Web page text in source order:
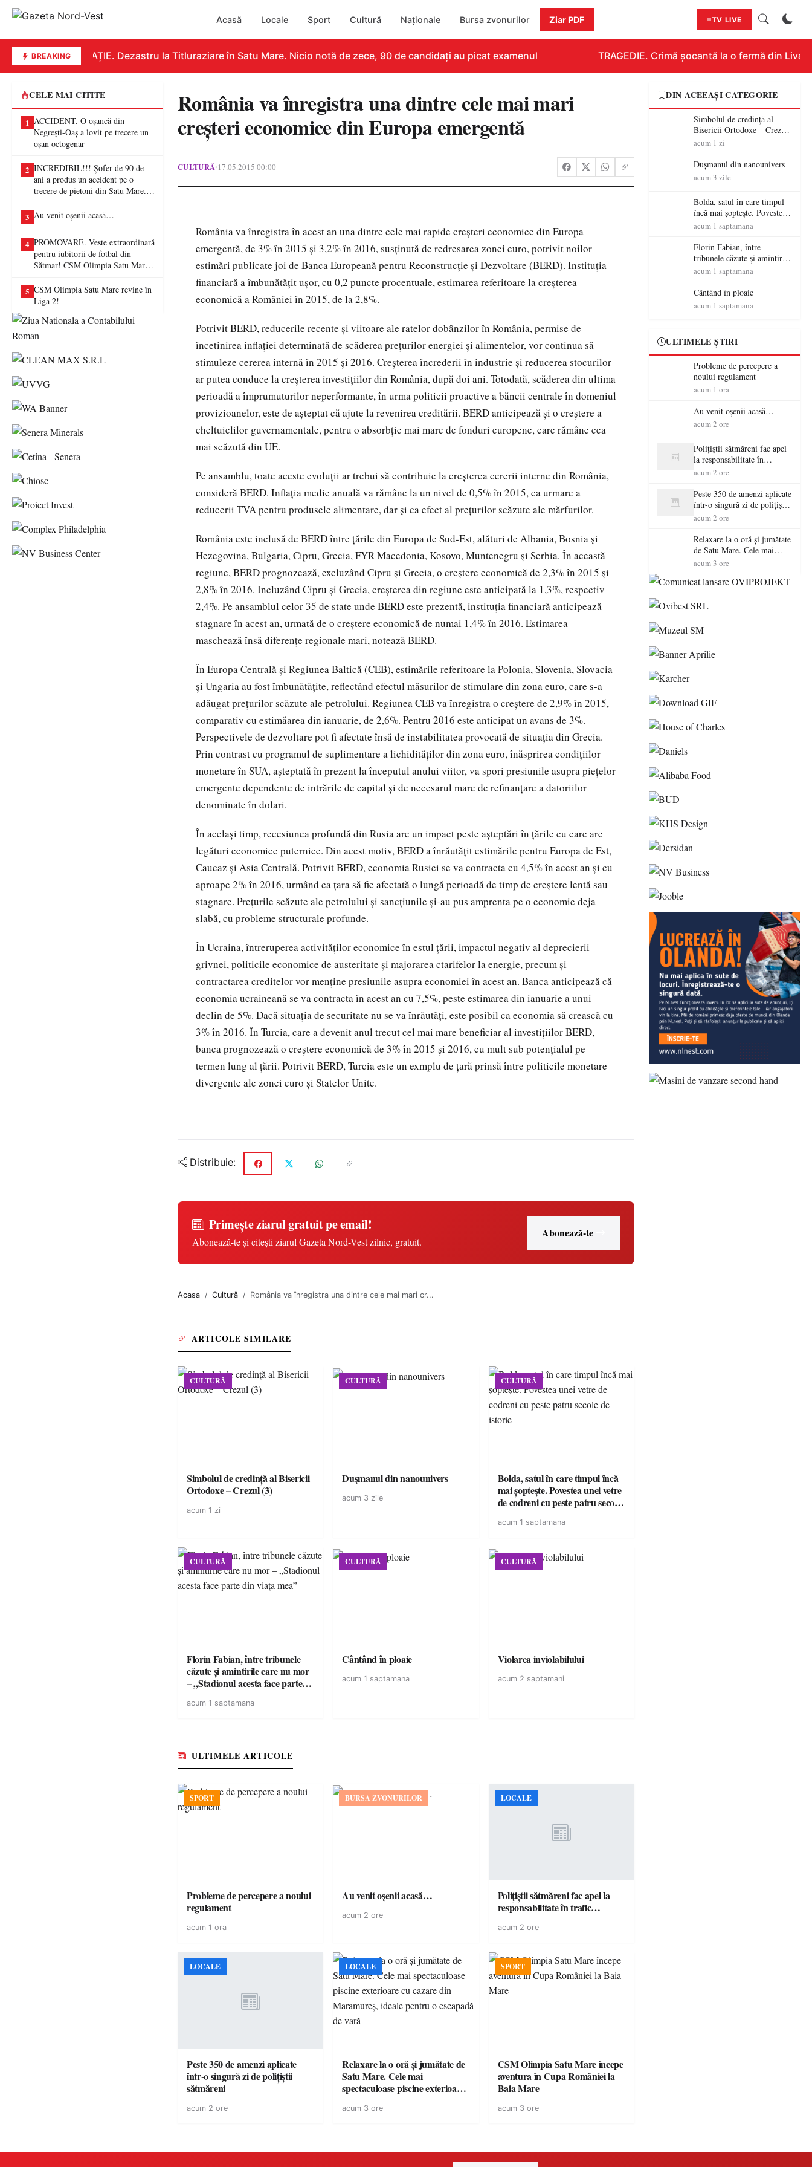
Acasă Locale Sport Cultură Naționale Bursa zvonurilor Ziar PDF TV LIVE
BREAKINGEDUCAȚIE. Dezastru la Titluraziare în Satu Mare. Nicio notă de zece, 90 de candidați au picat examenul TRAGEDIE. Crimă șocantă la o fermă din
CELE MAI CITITE
1 ACCIDENT. O oșancă din
Negrești-Oaș a lovit pe trecere un
oșan octogenar
2 INCREDIBIL!!! Șofer de 90 de
ani a produs un accident pe o
trecere de pietoni din Satu Mare. O
3 Au venit oșenii acasă…
4 PROMOVARE. Veste extraordinară
pentru iubitorii de fotbal din
Sătmar! CSM Olimpia Satu Mare
5 CSM Olimpia Satu Mare revine în
Liga 2!
România va înregistra una dintre cele mai mari
creşteri economice din Europa emergentă
CULTURĂ•17.05.2015 00:00
România va înregistra în acest an una dintre cele mai rapide creşteri economice din Europa
emergentă, de 3% în 2015 şi 3,2% în 2016, susţinută de redresarea zonei euro, potrivit noilor
estimări publicate joi de Banca Europeană pentru Reconstrucţie şi Dezvoltare (BERD). Instituţia
financiară a îmbunătăţit uşor, cu 0,2 puncte procentuale, estimarea referitoare la creşterea
economică a României în 2015, de la 2,8%.
Potrivit BERD, reducerile recente şi viitoare ale ratelor dobânzilor în România, permise de
încetinirea inflaţiei determinată de scăderea preţurilor energiei şi alimentelor, vor continua să
stimuleze cererea internă în 2015 şi 2016. Creşterea încrederii în industrie şi reducerea stocurilor
ar putea conduce la creşterea investiţiilor din România, după doi ani. Totodată, scăderea din ultima
perioadă a împrumuturilor neperformante, în urma politicii proactive a băncii centrale în domeniul
provizioanelor, este de aşteptat că ajute la revenirea creditării. BERD anticipează şi o creştere a
cheltuielilor guvernamentale, pentru o absorbţie mai mare de fonduri europene, care rămâne cea
mai scăzută din UE.
Pe ansamblu, toate aceste evoluţii ar trebui să contribuie la creşterea cererii interne din România,
consideră BERD. Inflaţia medie anuală va rămâne la un nivel de 0,5% în 2015, ca urmare a
reducerii TVA pentru produsele alimentare, dar şi ca efect al preţurilor scăzute ale mărfurilor.
România este inclusă de BERD între ţările din Europa de Sud-Est, alături de Albania, Bosnia şi
Hezegovina, Bulgaria, Cipru, Grecia, FYR Macedonia, Kosovo, Muntenegru şi Serbia. În această
regiune, BERD prognozează, excluzând Cipru şi Grecia, o creştere economică de 2,3% în 2015 şi
2,8% în 2016. Incluzând Cipru şi Grecia, creşterea din regiune este anticipată la 1,3%, respectiv
2,4%. Pe ansamblul celor 35 de state unde BERD este prezentă, instituţia financiară anticipează
stagnare în acest an, urmată de o creştere economică de numai 1,4% în 2016. Estimarea
maschează însă diferenţe regionale mari, notează BERD.
În Europa Centrală şi Regiunea Baltică (CEB), estimările referitoare la Polonia, Slovenia, Slovacia
şi Ungaria au fost îmbunătăţite, reflectând efectul măsurilor de stimulare din zona euro, care s-a
adăugat preţurilor scăzute ale petrolului. Regiunea CEB va înregistra o creştere de 2,9% în 2015,
comparativ cu estimăarea din ianuarie, de 2,6%. Pentru 2016 este anticipat un avans de 3%.
Perspectivele de dezvoltare pot fi afectate însă de instabilitatea provocată de situaţia din Grecia.
Prin contrast cu programul de suplimentare a lichidităţilor din zona euro, înăsprirea condiţiilor
monetare în SUA, aşteptată în prezent la începutul anului viitor, va spori presiunile asupra pieţelor
emergente dependente de intrările de capital şi de necesarul mare de refinanţare a datoriilor
denominate în dolari.
În acelaşi timp, recesiunea profundă din Rusia are un impact peste aşteptări în ţările cu care are
legături economice puternice. Din acest motiv, BERD a înrăutăţit estimările pentru Europa de Est,
Caucaz şi Asia Centrală. Potrivit BERD, economia Rusiei se va contracta cu 4,5% în acest an şi cu
aproape 2% în 2016, urmând ca ţara să fie afectată o lungă perioadă de timp de creştere lentă sau
stagnare. Preţurile scăzute ale petrolului şi sancţiunile şi-au pus amprenta pe o economie deja
slabă, cu probleme structurale profunde.
În Ucraina, întreruperea activităţilor economice în estul ţării, impactul negativ al deprecierii
grivnei, politicile economice de austeritate şi majorarea ctarifelor la energie, precum şi
contractarea creditelor vor menţine presiunile asupra economiei în acest an. Banca anticipează că
economia ucraineană se va contracta în acest an cu 7,5%, peste estimarea din ianuarie a unui
declin de 5%. Dacă situaţia de securitate nu se va înrăutăţi, este posibil ca economia să crească cu
3% în 2016. În Turcia, care a devenit anul trecut cel mai mare beneficiar al investiţiilor BERD,
banca prognozează o creştere economică de 3% în 2015 şi 2016, cu mult sub potenţialul pe
termen lung al ţării. Potrivit BERD, Turcia este un exmplu de ţară prinsă între politicile monetare
divergente ale zonei euro şi Statelor Unite.
Distribuie:
Primește ziarul gratuit pe email!
Abonează-te și citești ziarul Gazeta Nord-Vest zilnic, gratuit.
Abonează-te
Acasa Cultură România va înregistra una dintre cele mai mari cr...
ARTICOLE SIMILARE
CULTURĂ
Simbolul de credinţă al Bisericii
Ortodoxe – Crezul (3)
acum 1 zi
CULTURĂ
Dușmanul din nanounivers
acum 3 zile
CULTURĂ
Bolda, satul în care timpul încă
mai șoptește. Povestea unei vetre
de codreni cu peste patru secole
acum 1 saptamana
CULTURĂ
Florin Fabian, între tribunele
căzute și amintirile care nu mor
– „Stadionul acesta face parte
acum 1 saptamana
CULTURĂ
Cântând în ploaie
acum 1 saptamana
CULTURĂ
Violarea inviolabilului
acum 2 saptamani
ULTIMELE ARTICOLE
SPORT
Probleme de percepere a noului
regulament
acum 1 ora
BURSA ZVONURILOR
Au venit oșenii acasă…
acum 2 ore
LOCALE
Polițiștii sătmăreni fac apel la
responsabilitate în trafic…
acum 2 ore
LOCALE
Peste 350 de amenzi aplicate
într-o singură zi de polițiștii
sătmăreni
acum 2 ore
LOCALE
Relaxare la o oră și jumătate de
Satu Mare. Cele mai
spectaculoase piscine exterioare
pentru o escapadă de vară
acum 3 ore
SPORT
CSM Olimpia Satu Mare începe
aventura în Cupa României la
Baia Mare
acum 3 ore
DIN ACEEAȘI CATEGORIE
Simbolul de credinţă al
Bisericii Ortodoxe – Crezul
(3)
acum 1 zi
Dușmanul din nanounivers
acum 3 zile
Bolda, satul în care timpul
încă mai șoptește. Povestea
unei vetre de codreni cu
peste patru secole de istorie
acum 1 saptamana
Florin Fabian, între
tribunele căzute și amintirile
care nu mor – „Stadionul
acesta face parte din viața
mea”
acum 1 saptamana
Cântând în ploaie
acum 1 saptamana
ULTIMELE ȘTIRI
Probleme de percepere a
noului regulament
acum 1 ora
Au venit oșenii acasă…
acum 2 ore
Polițiștii sătmăreni fac apel
la responsabilitate în
trafic…
acum 2 ore
Peste 350 de amenzi aplicate
într-o singură zi de polițiștii
sătmăreni
acum 2 ore
Relaxare la o oră și jumătate
de Satu Mare. Cele mai
spectaculoase piscine
Maramureș, ideale pentru o
acum 3 ore